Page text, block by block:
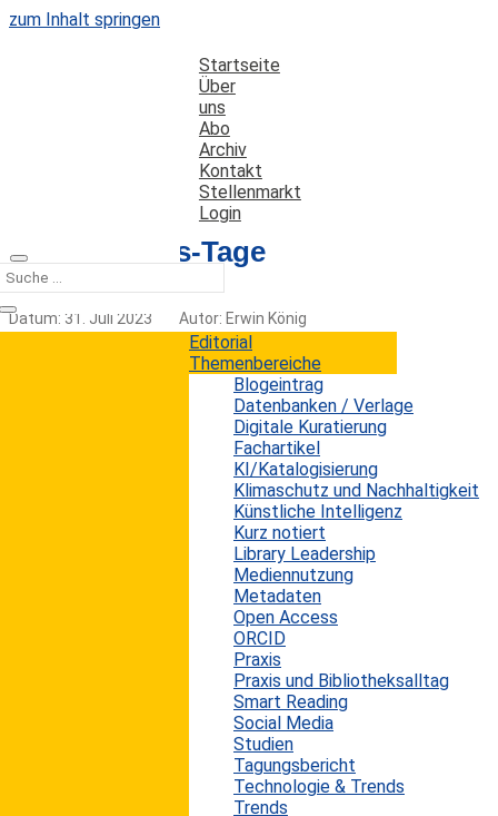
zum Inhalt springen
Startseite
Über
uns
Abo
Archiv
Kontakt
Stellenmarkt
Login
Editorial
Themenbereiche
Blogeintrag
Datenbanken / Verlage
Digitale Kuratierung
Fachartikel
KI/Katalogisierung
Klimaschutz und Nachhaltigkeit
Künstliche Intelligenz
Kurz notiert
Library Leadership
Mediennutzung
Metadaten
Open Access
ORCID
Praxis
Praxis und Bibliotheksalltag
Smart Reading
Social Media
Studien
Tagungsbericht
Technologie & Trends
Trends
Open-Access-Tage
Datum: 31. Juli 2023
Autor: Erwin König
Vom 27. bis 29. September 2023 finden an der Freien
Universität Berlin bereits zum 17. Mal die jährlichen
Open-Access-Tage statt. Sie sind die größte Open-
Access-Konferenz im deutschsprachigen Raum.
Organisiert wird die Konferenz von Berliner
Hochschulen und Universitäten unter Koordination des
Open-Access-Büro in Berlin. Die diesjährige Ausgabe
der Open-Access-Tage steht unter dem Motto
„Visionen gestalten“. Im Mittelpunkt stehen die
Themen „Organisationsformen und -entwicklungen in
den Wissenschafts- und Kulturerbe-Einrichtungen“,
„Gestaltungspotential von Bibliotheken am
Publikationsmarkt“ sowie „Diversität der
Publikationsformate und -workflows“. Natürlich werden
diese Themen speziell unter dem Aspekt von Open
Access diskutiert. Die Veranstaltung richtet sich an
alle, die sich intensiv mit den Möglichkeiten,
Bedingungen und Perspektiven des wissenschaftlichen
Publizierens befassen, insbesondere